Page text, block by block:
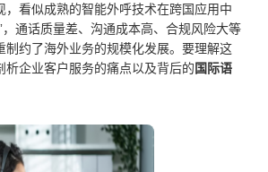
，看似成熟的智能外呼技术在跨国应用中
，通话质量差、沟通成本高、合规风险大等
制约了海外业务的规模化发展。要理解这
析企业客户服务的痛点以及背后的国际语